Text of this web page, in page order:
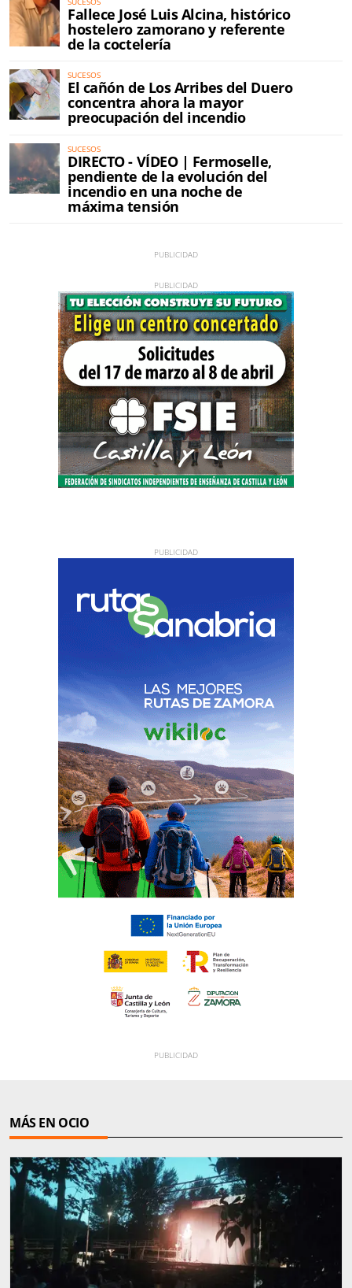
Fallece José Luis Alcina, histórico
hostelero zamorano y referente
de la coctelería
SUCESOS
El cañón de Los Arribes del Duero
concentra ahora la mayor
preocupación del incendio
SUCESOS
DIRECTO - VÍDEO | Fermoselle,
pendiente de la evolución del
incendio en una noche de
máxima tensión
MÁS EN OCIO